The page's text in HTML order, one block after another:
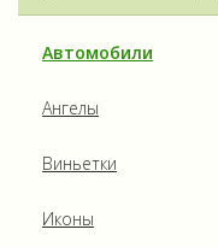
Автомобили
Ангелы
Виньетки
Иконы